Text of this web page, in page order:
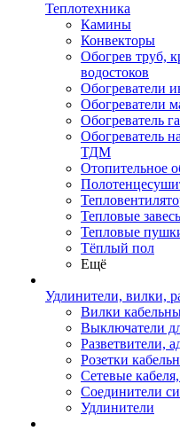
Теплотехника
Камины
Конвекторы
Обогрев труб,
водостоков
Обогреватели
Обогреватели
Обогреватель
Обогреватель
ТДМ
Отопительное
Тепловые
Тепловые
Тёплый пол
Ещё
Удлинители, вилки,
Вилки
Выключатели
Разветвители,
Розетки
Сетевые
Соединители
Удлинители